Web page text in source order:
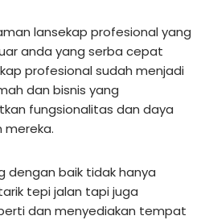
lansekap profesional yang
anda yang serba cepat
profesional sudah menjadi
dan bisnis yang
fungsionalitas dan daya
mereka.
dengan baik tidak hanya
tepi jalan tapi juga
dan menyediakan tempat